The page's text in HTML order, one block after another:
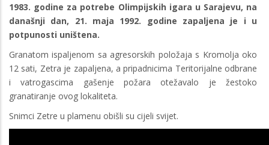
1983. godine za potrebe Olimpijskih igara u Sarajevu, na
današnji dan, 21. maja 1992. godine zapaljena je i u
potpunosti uništena.
Granatom ispaljenom sa agresorskih položaja s Kromolja oko
12 sati, Zetra je zapaljena, a pripadnicima Teritorijalne odbrane
i vatrogascima gašenje požara otežavalo je žestoko
granatiranje ovog lokaliteta.
Snimci Zetre u plamenu obišli su cijeli svijet.